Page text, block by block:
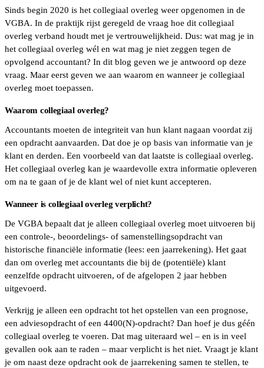
Sinds begin 2020 is het collegiaal overleg weer opgenomen in de
VGBA. In de praktijk rijst geregeld de vraag hoe dit collegiaal
overleg verband houdt met je vertrouwelijkheid. Dus: wat mag je in
het collegiaal overleg wél en wat mag je niet zeggen tegen de
opvolgend accountant? In dit blog geven we je antwoord op deze
vraag. Maar eerst geven we aan waarom en wanneer je collegiaal
overleg moet toepassen.
Waarom collegiaal overleg?
Accountants moeten de integriteit van hun klant nagaan voordat zij
een opdracht aanvaarden. Dat doe je op basis van informatie van je
klant en derden. Een voorbeeld van dat laatste is collegiaal overleg.
Het collegiaal overleg kan je waardevolle extra informatie opleveren
om na te gaan of je de klant wel of niet kunt accepteren.
Wanneer is collegiaal overleg verplicht?
De VGBA bepaalt dat je alleen collegiaal overleg moet uitvoeren bij
een controle-, beoordelings- of samenstellingsopdracht van
historische financiële informatie (lees: een jaarrekening). Het gaat
dan om overleg met accountants die bij de (potentiële) klant
eenzelfde opdracht uitvoeren, of de afgelopen 2 jaar hebben
uitgevoerd.
Verkrijg je alleen een opdracht tot het opstellen van een prognose,
een adviesopdracht of een 4400(N)-opdracht? Dan hoef je dus géén
collegiaal overleg te voeren. Dat mag uiteraard wel – en is in veel
gevallen ook aan te raden – maar verplicht is het niet. Vraagt je klant
je om naast deze opdracht ook de jaarrekening samen te stellen, te